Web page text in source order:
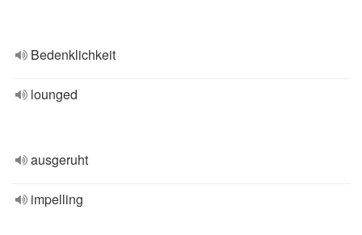
Bedenklichkeit
lounged
ausgeruht
impelling